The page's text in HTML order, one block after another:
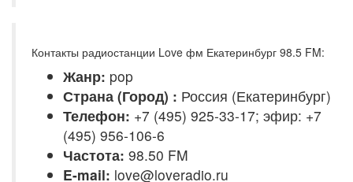
Контакты радиостанции Love фм Екатеринбург 98.5 FM:
Жанр: pop
Страна (Город) : Россия (Екатеринбург)
Телефон: +7 (495) 925-33-17; эфир: +7
(495) 956-106-6
Частота: 98.50 FM
E-mail: love@loveradio.ru